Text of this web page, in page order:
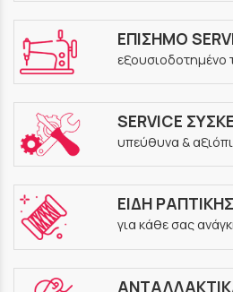
ΕΠΙΣΗΜΟ
εξουσιοδοτημένο
SERVICE
υπεύθυνα &
ΕΙΔΗ ΡΑΠΤΙΚΗΣ
για κάθε σας